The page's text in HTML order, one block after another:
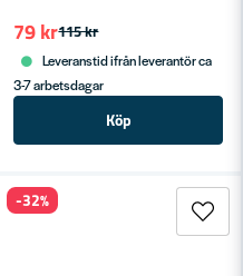
115 kr
79 kr
Leveranstid ifrån leverantör ca
3-7 arbetsdagar
Köp
-32%